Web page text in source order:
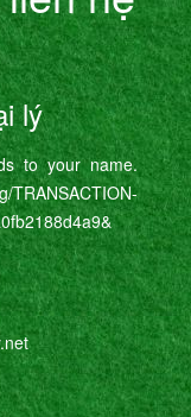
lý
to your name.
TRANSACTION-